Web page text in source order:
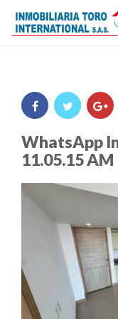
WhatsApp
11.05.15 AM